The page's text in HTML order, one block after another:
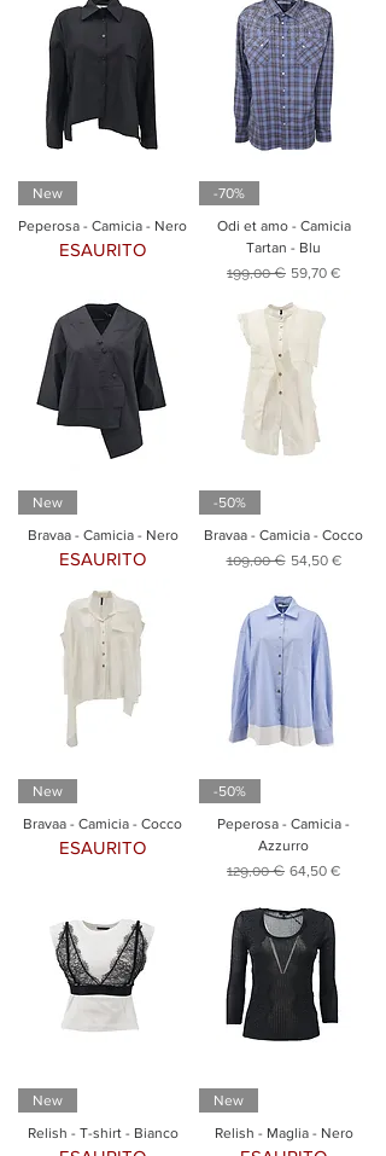
New
Peperosa - Camicia - Nero
ESAURITO
-70%
Odi et amo - Camicia
Tartan - Blu
Prezzo regolare
199,00 € Prezzo scontato
59,70 €
New
Bravaa - Camicia - Nero
ESAURITO
-50%
Bravaa - Camicia - Cocco
Prezzo regolare
109,00 € Prezzo scontato
54,50 €
New
Bravaa - Camicia - Cocco
ESAURITO
-50%
Peperosa - Camicia -
Azzurro
Prezzo regolare
129,00 € Prezzo scontato
64,50 €
New
Relish - T-shirt - Bianco
New
Relish - Maglia - Nero